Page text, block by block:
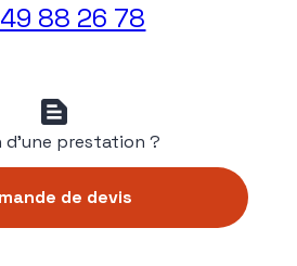
88 26 78
text_snippet
d'une prestation ?
de devis